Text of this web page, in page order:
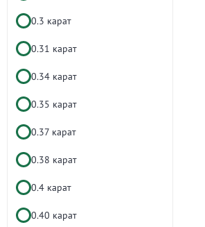
0.3 карат
0.31 карат
0.34 карат
0.35 карат
0.37 карат
0.38 карат
0.4 карат
0.40 карат